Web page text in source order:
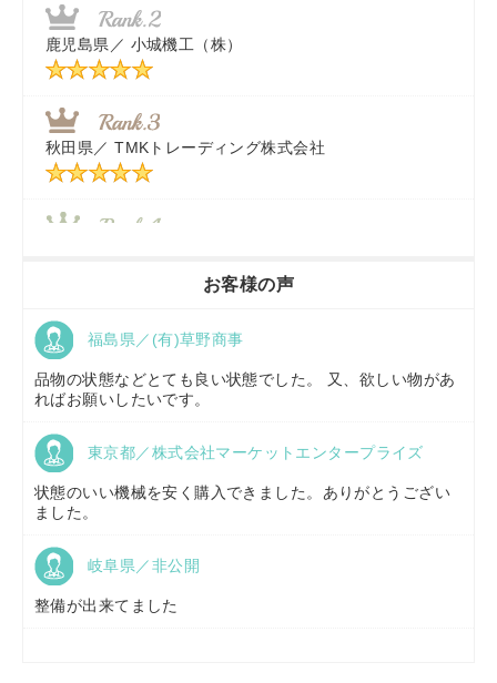
福岡県／株式会社カドワキ機械（旧ナカガワ農機商会）
東京都／
秋田県／ TMKトレーディング株式会社
鹿児島県／ 小城機工（株）
秋田県／ TMKトレーディング株式会社
京都府／
福島県／(有)草野商事
山形県／株式会社ノーキステージ
お客様の声
福島県／(有)草野商事
品物の状態などとても良い状態でした。 又、欲しい物があ
ればお願いしたいです。
東京都／株式会社マーケットエンタープライズ
状態のいい機械を安く購入できました。ありがとうござい
ました。
岐阜県／非公開
整備が出来てました